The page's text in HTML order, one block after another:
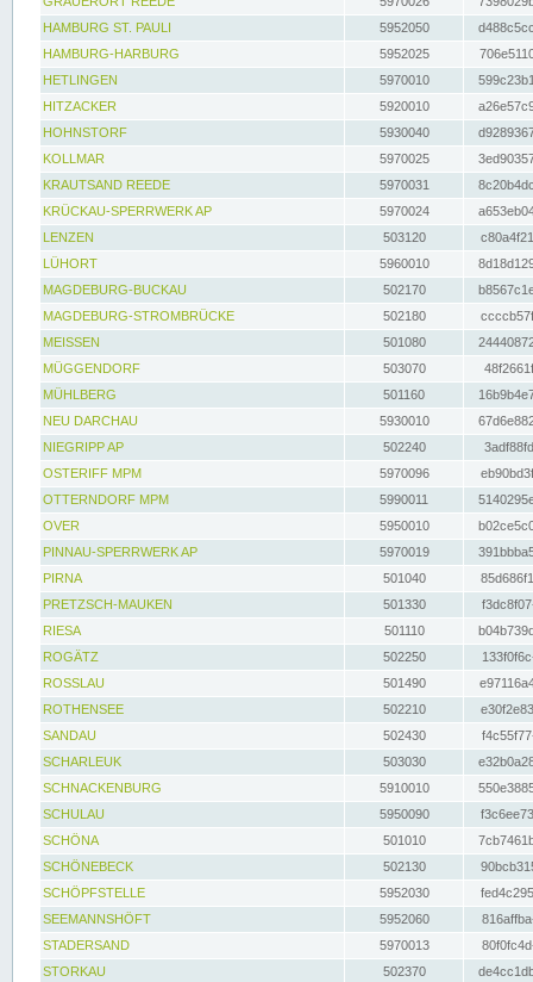
HAMBURG ST. PAULI
5952050
HAMBURG-HARBURG
5952025
HETLINGEN
5970010
HITZACKER
5920010
HOHNSTORF
5930040
KOLLMAR
5970025
KRAUTSAND REEDE
5970031
KRÜCKAU-SPERRWERK AP
5970024
LENZEN
503120
LÜHORT
5960010
MAGDEBURG-BUCKAU
502170
MAGDEBURG-STROMBRÜCKE
502180
MEISSEN
501080
MÜGGENDORF
503070
MÜHLBERG
501160
NEU DARCHAU
5930010
NIEGRIPP AP
502240
OSTERIFF MPM
5970096
OTTERNDORF MPM
5990011
OVER
5950010
PINNAU-SPERRWERK AP
5970019
PIRNA
501040
PRETZSCH-MAUKEN
501330
RIESA
501110
ROGÄTZ
502250
ROSSLAU
501490
ROTHENSEE
502210
SANDAU
502430
SCHARLEUK
503030
SCHNACKENBURG
5910010
SCHULAU
5950090
SCHÖNA
501010
SCHÖNEBECK
502130
SCHÖPFSTELLE
5952030
SEEMANNSHÖFT
5952060
STADERSAND
5970013
STORKAU
502370